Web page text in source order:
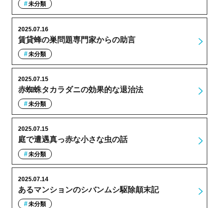
未分類
賃貸蜂の巣問題専門家からの助言
2025.07.16
未分類
赤蜘蛛タカラダニの効果的な退治法
2025.07.15
未分類
庭で遭遇真っ赤な小さな虫の話
2025.07.15
未分類
あるマンションのシバンムシ駆除顛末記
2025.07.14
未分類